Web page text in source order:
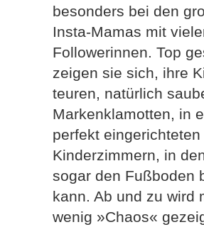
besonders bei den
Insta-Mamas mit
Followerinnen. Top
zeigen sie sich, ihre
teuren, natürlich
Markenklamotten, in
perfekt
Kinderzimmern, in
sogar den Fußboden
kann. Ab und zu wird
wenig »Chaos«